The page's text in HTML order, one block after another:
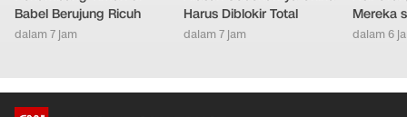
Babel Berujung Ricuh
dalam 7 jam
Harus Diblokir Total
dalam 7 jam
Mereka
dalam 6